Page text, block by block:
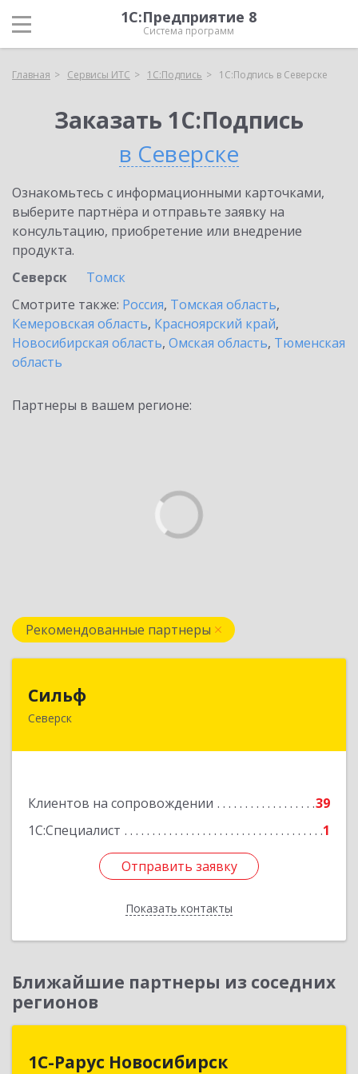
1С:Предприятие 8
Система программ
Главная Сервисы ИТС 1С:Подпись 1С:Подпись в Северске
Заказать 1С:Подпись
в Северске
Ознакомьтесь с информационными карточками,
выберите партнёра и отправьте заявку на
консультацию, приобретение или внедрение
продукта.
Северск
Томск
Смотрите также: Россия, Томская область,
Кемеровская область, Красноярский край,
Новосибирская область, Омская область, Тюменская
область
Партнеры в вашем регионе:
Рекомендованные партнеры
Сильф
Северск
Клиентов на сопровождении
39
1С:Специалист
1
Отправить заявку
Показать контакты
636000, Томская обл, Северск г, Спортивная ул,
Отправить заявку
Назад
Ближайшие партнеры из соседних
регионов
1С-Рарус Новосибирск
1С-Рарус Новосибирск